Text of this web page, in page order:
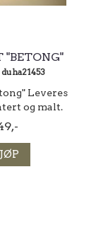
"BETONG"
Leveres
og malt.